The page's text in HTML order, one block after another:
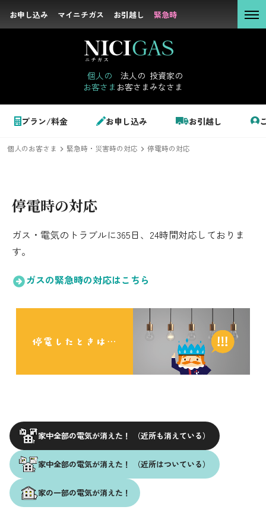
お申し込み マイニチガス お引越し 緊急時
個人の
お客さま
法人の
お客さま
投資家の
みなさま
プラン/料金 お申し込み お引越し
お申し込み マイニチガス お引越し 緊急時
個人のお客さま
でガ割のご案内
シミュレーション
都市ガス＋でんき
でガ割のご案内
LPガス
ガス料金
お客さま
お問い合わせ先
よくある質問
English
個人のお客さま 緊急時・災害時の対応 停電時の対応
停電時の対応
ガス・電気のトラブルに365日、24時間対応しておりま
す。
ガスの緊急時の対応はこちら
家中全部の電気が消えた！ （近所も消えている）
家中全部の電気が消えた！ （近所はついている）
家の一部の電気が消えた！